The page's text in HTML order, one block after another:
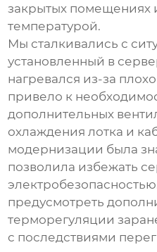
закрытых помещениях
температурой.
Мы сталкивались с
установленный в
нагревался из-за
привело к
дополнительных
охлаждения лотка и
модернизации была
позволила избежать
предусмотреть
терморегуляции
с последствиями